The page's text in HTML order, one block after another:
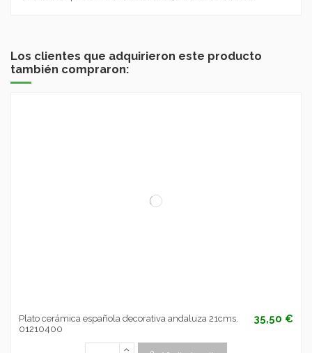
Los clientes que adquirieron este producto
también compraron:
Plato cerámica española decorativa andaluza 21cms.
01210400
35,50 €